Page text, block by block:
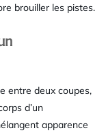
brouiller les pistes.
entre deux coupes,
d’un
apparence